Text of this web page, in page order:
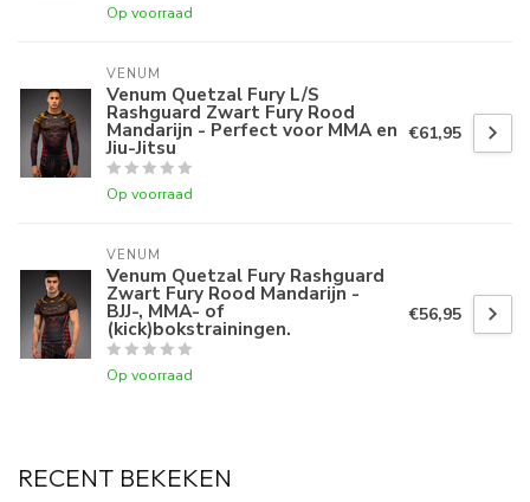
Op voorraad
VENUM
Venum Quetzal Fury L/S
Rashguard Zwart Fury Rood
Mandarijn - Perfect voor MMA en
Jiu-Jitsu
Op voorraad
€61,95
VENUM
Venum Quetzal Fury Rashguard
Zwart Fury Rood Mandarijn -
BJJ-, MMA- of
(kick)bokstrainingen.
Op voorraad
€56,95
RECENT BEKEKEN